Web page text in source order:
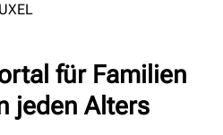
für Familien
jeden Alters